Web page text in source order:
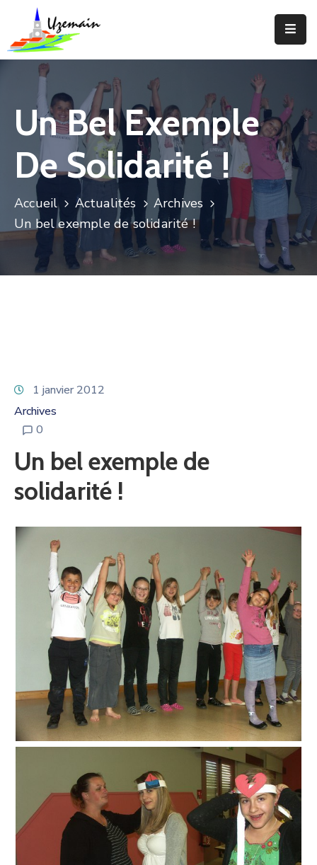
Actualités
Votre
Commune
Votre
Mairie
Services
Locale
Un Bel Exemple
De Solidarité !
Accueil Actualités
Archives
Un bel exemple de solidarité !
1 janvier 2012
Archives
0
Un bel exemple de
solidarité !